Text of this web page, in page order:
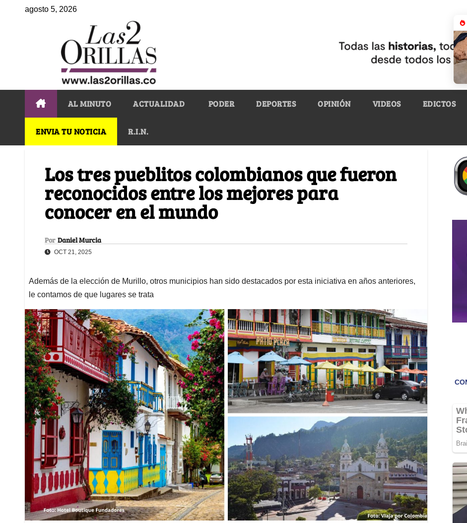
agosto 5, 2026
AL MINUTO ACTUALIDAD PODER DEPORTES OPINIÓN VIDEOS EDICTOS
ENVIA TU NOTICIA R.I.N.
Los tres pueblitos colombianos que fueron
reconocidos entre los mejores para
conocer en el mundo
Por Daniel Murcia
OCT 21, 2025
Además de la elección de Murillo, otros municipios han sido destacados por esta iniciativa en años anteriores,
le contamos de que lugares se trata